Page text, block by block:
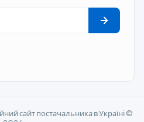
сайт постачальника в Україні ©